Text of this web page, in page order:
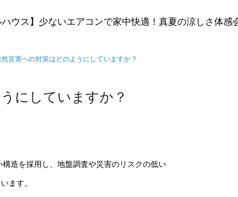
ハウス】少ないエアコンで家中快適！真夏の涼しさ体感
災害への対策はどのようにしていますか？
にしていますか？
構造を採用し、地盤調査や災害のリスクの低い
ます。